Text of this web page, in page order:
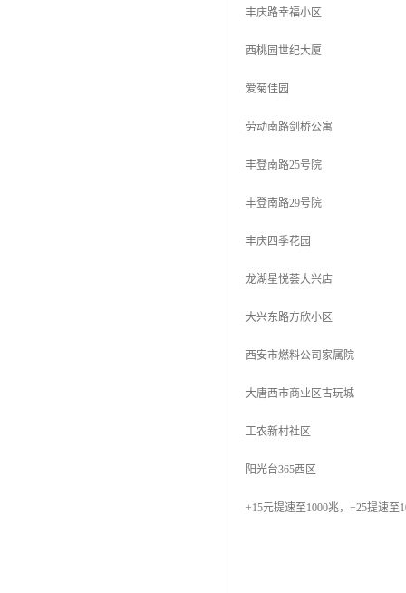
丰庆路幸福小区
西桃园世纪大厦
爱菊佳园
劳动南路剑桥公寓
丰登南路25号院
丰登南路29号院
丰庆四季花园
龙湖星悦荟大兴店
大兴东路方欣小区
西安市燃料公司家属院
大唐西市商业区古玩城
工农新村社区
阳光台365西区
+15元提速至1000兆，+25提速至